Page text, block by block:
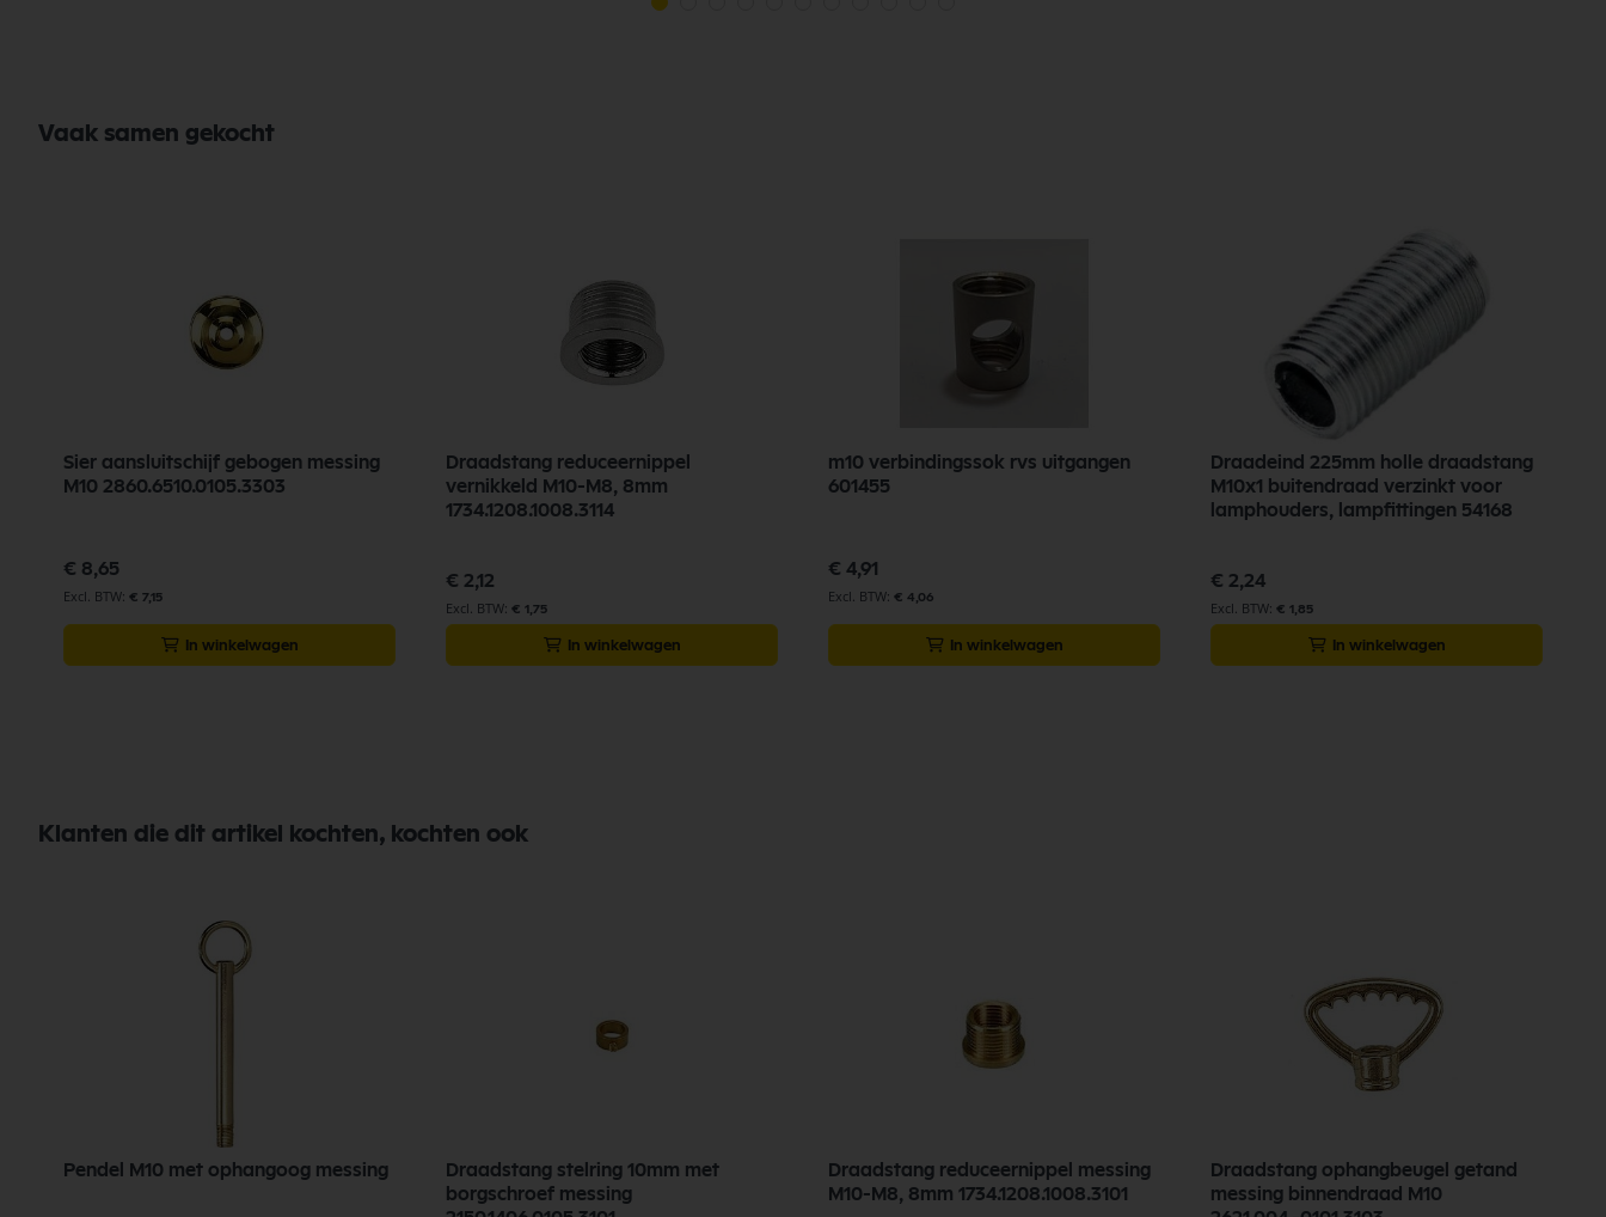
Vaak samen gekocht
Sier aansluitschijf gebogen messing
M10 2860.6510.0105.3303
€ 8,65
€ 7,15
In winkelwagen
Draadstang reduceernippel
vernikkeld M10-M8, 8mm
1734.1208.1008.3114
€ 2,12
€ 1,75
In winkelwagen
m10 verbindingssok rvs uitgangen
601455
€ 4,91
€ 4,06
In winkelwagen
Draadeind 225mm holle draadstang
M10x1 buitendraad verzinkt voor
lamphouders, lampfittingen 54168
€ 2,24
€ 1,85
In winkelwagen
Klanten die dit artikel kochten, kochten ook
Pendel M10 met ophangoog messing
Draadstang stelring 10mm met
borgschroef messing
Draadstang reduceernippel messing
M10-M8, 8mm 1734.1208.1008.3101
Draadstang ophangbeugel getand
messing binnendraad M10